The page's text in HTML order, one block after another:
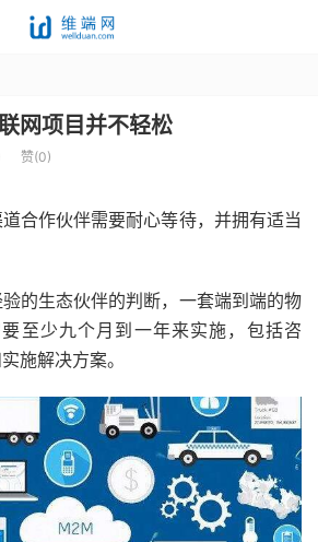
网项目并不轻松
赞(0)
合作伙伴需要耐心等待，并拥有适当
的生态伙伴的判断，一套端到端的物
至少九个月到一年来实施，包括咨
施解决方案。